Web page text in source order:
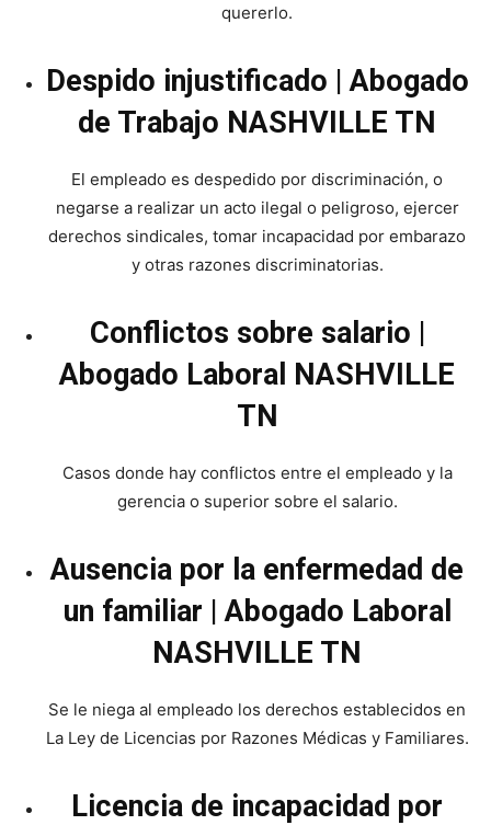
quererlo.
Despido injustificado | Abogado
de Trabajo NASHVILLE TN
El empleado es despedido por discriminación, o
negarse a realizar un acto ilegal o peligroso, ejercer
derechos sindicales, tomar incapacidad por embarazo
y otras razones discriminatorias.
Conflictos sobre salario |
Abogado Laboral NASHVILLE
TN
Casos donde hay conflictos entre el empleado y la
gerencia o superior sobre el salario.
Ausencia por la enfermedad de
un familiar | Abogado Laboral
NASHVILLE TN
Se le niega al empleado los derechos establecidos en
La Ley de Licencias por Razones Médicas y Familiares.
Licencia de incapacidad por